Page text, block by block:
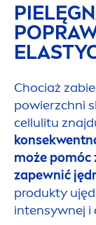
Chociaż
powierzchni
cellulitu
może pomóc
zapewnić
produkty
intensywnej i